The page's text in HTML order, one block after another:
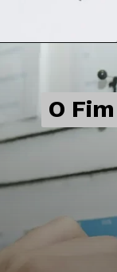
O